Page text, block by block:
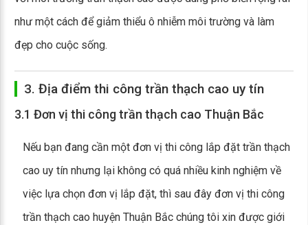
như một cách để giảm thiểu ô nhiễm môi trường và làm
đẹp cho cuộc sống.
3. Địa điểm thi công trần thạch cao uy tín
3.1 Đơn vị thi công trần thạch cao Thuận Bắc
Nếu bạn đang cần một đơn vị thi công lắp đặt trần thạch
cao uy tín nhưng lại không có quá nhiều kinh nghiệm về
việc lựa chọn đơn vị lắp đặt, thì sau đây đơn vị thi công
trần thạch cao huyện Thuận Bắc chúng tôi xin được giới